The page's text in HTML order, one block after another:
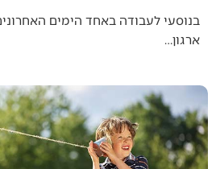
בנוסעי לעבודה באחד הימים
ארגון…